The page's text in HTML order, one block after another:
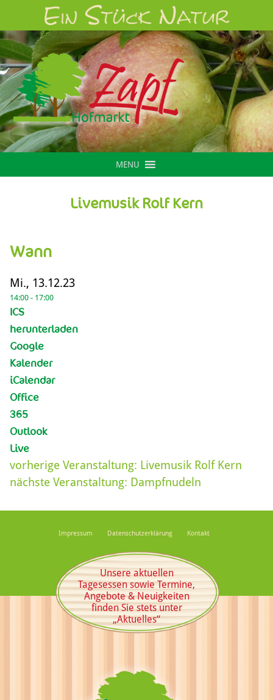
MENU
Livemusik Rolf Kern
Wann
Mi., 13.12.23
14:00 - 17:00
ICS
herunterladen
Google
Kalender
iCalendar
Office
365
Outlook
Live
vorherige Veranstaltung: Livemusik Rolf Kern
nächste Veranstaltung: Dampfnudeln
Impressum Datenschutzerklärung Kontakt
Unsere aktuellen
Tagesessen sowie Termine,
Angebote & Neuigkeiten
finden Sie stets unter
„Aktuelles“